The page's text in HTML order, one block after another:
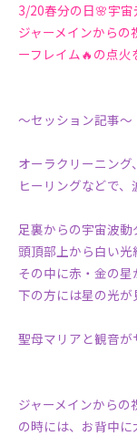
3/20春分の日🌸宇宙
ジャーメインから
ーフレイム🔥の点火
〜セッション記事〜
オーラクリーニン
ヒーリングなどで、
足裏からの宇宙波
頭頂部上から白い光
その中に赤・金の
下の方には星の光が
聖母マリアと観音が
ジャーメインから
の時には、お背中に